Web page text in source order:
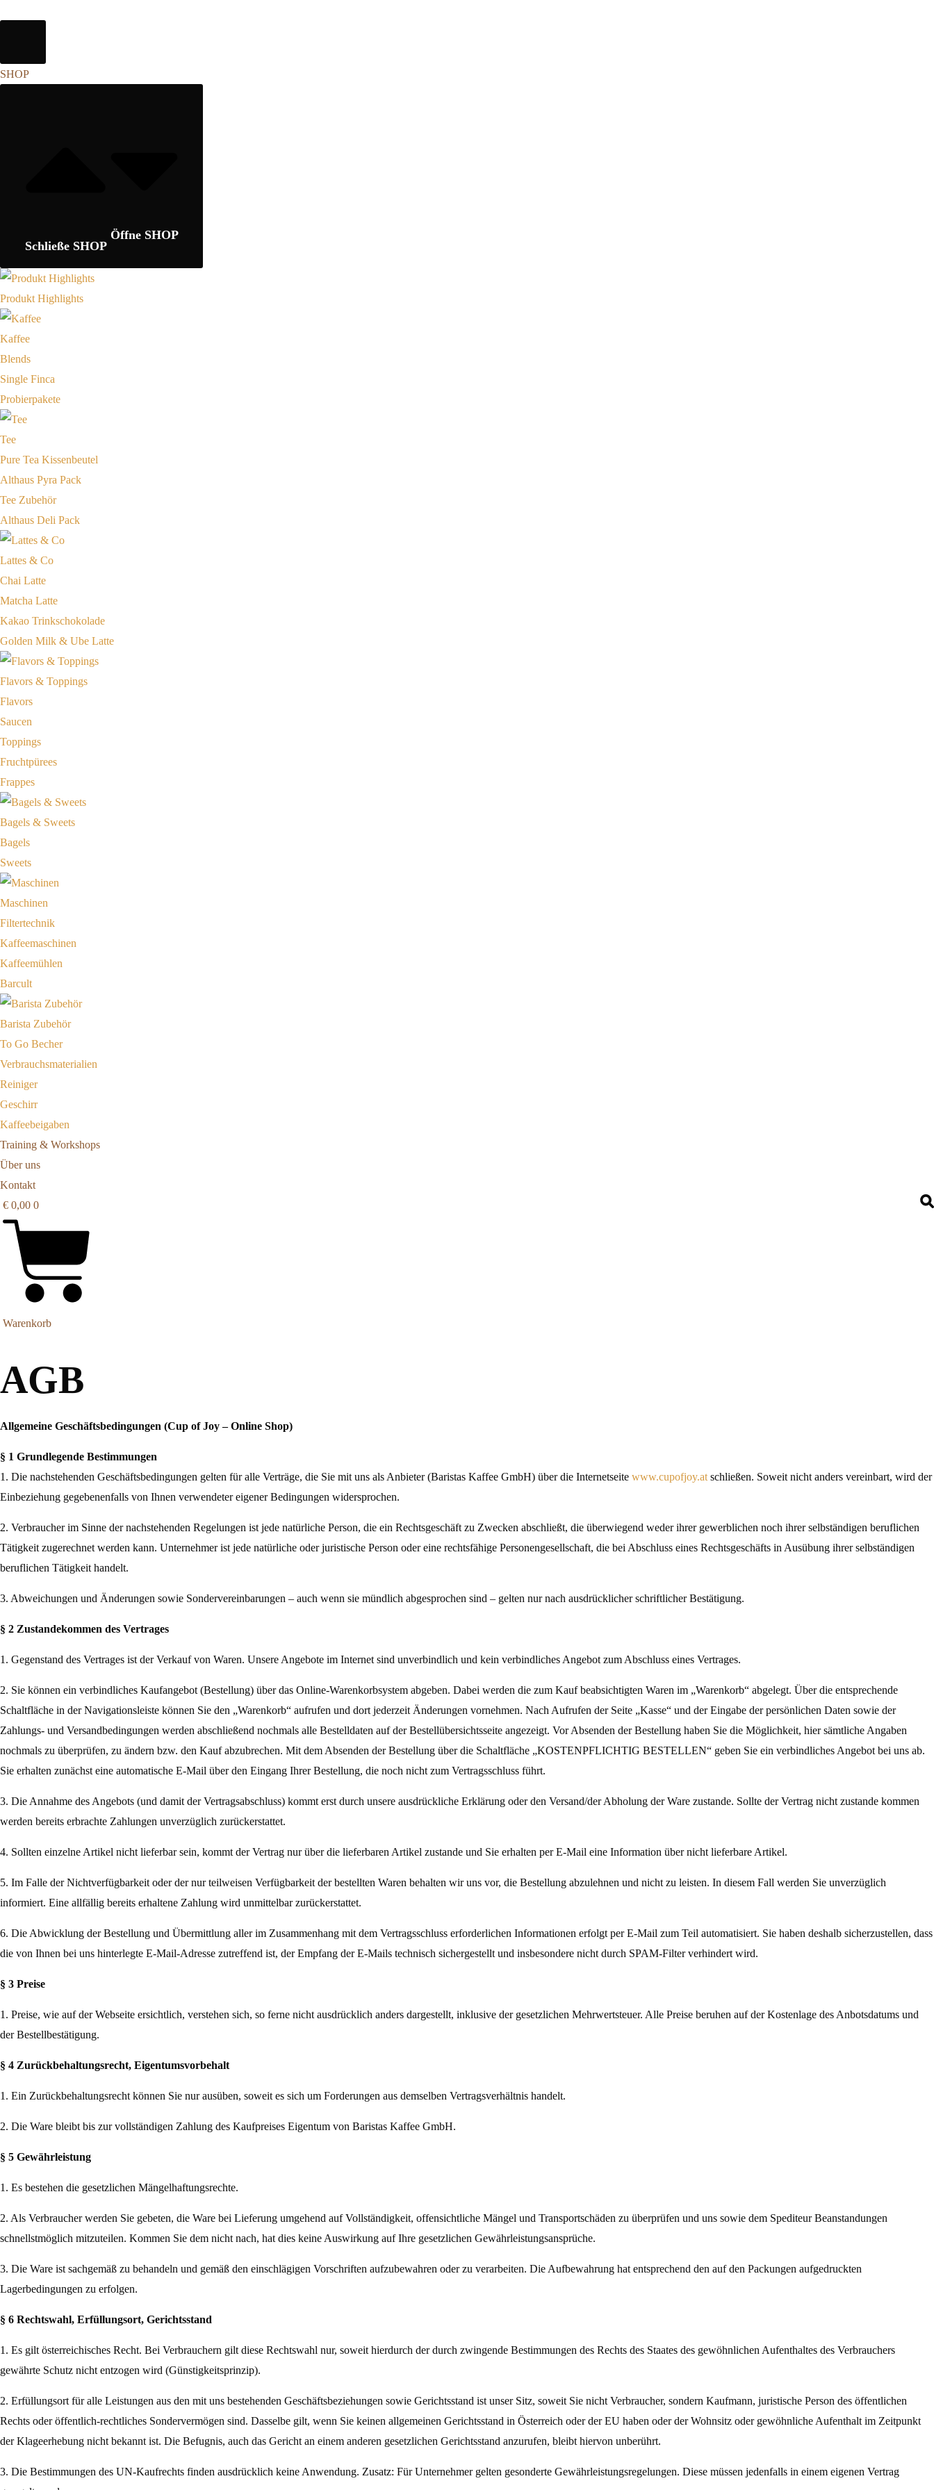
SHOP
Schließe SHOP
Öffne SHOP
Produkt Highlights
Kaffee
Blends
Single Finca
Probierpakete
Tee
Pure Tea Kissenbeutel
Althaus Pyra Pack
Tee Zubehör
Althaus Deli Pack
Lattes & Co
Chai Latte
Matcha Latte
Kakao Trinkschokolade
Golden Milk & Ube Latte
Flavors & Toppings
Flavors
Saucen
Toppings
Fruchtpürees
Frappes
Bagels & Sweets
Bagels
Sweets
Maschinen
Filtertechnik
Kaffeemaschinen
Kaffeemühlen
Barcult
Barista Zubehör
To Go Becher
Verbrauchsmaterialien
Reiniger
Geschirr
Kaffeebeigaben
Training & Workshops
Über uns
Kontakt
€ 0,00 0
Warenkorb
AGB
Allgemeine Geschäftsbedingungen (Cup of Joy – Online Shop)
§ 1 Grundlegende Bestimmungen
1. Die nachstehenden Geschäftsbedingungen gelten für alle Verträge, die Sie mit uns als Anbieter (Baristas Kaffee GmbH) über die Internetseite www.cupofjoy.at schließen. Soweit nicht anders vereinbart, wird der
Einbeziehung gegebenenfalls von Ihnen verwendeter eigener Bedingungen widersprochen.
2. Verbraucher im Sinne der nachstehenden Regelungen ist jede natürliche Person, die ein Rechtsgeschäft zu Zwecken abschließt, die überwiegend weder ihrer gewerblichen noch ihrer selbständigen beruflichen
Tätigkeit zugerechnet werden kann. Unternehmer ist jede natürliche oder juristische Person oder eine rechtsfähige Personengesellschaft, die bei Abschluss eines Rechtsgeschäfts in Ausübung ihrer selbständigen
beruflichen Tätigkeit handelt.
3. Abweichungen und Änderungen sowie Sondervereinbarungen – auch wenn sie mündlich abgesprochen sind – gelten nurnach ausdrücklicher schriftlicher Bestätigung.
§ 2 Zustandekommen des Vertrages
1. Gegenstand des Vertrages ist der Verkauf von Waren. Unsere Angebote im Internet sind unverbindlich und kein verbindliches Angebot zum Abschluss eines Vertrages.
2. Sie können ein verbindliches Kaufangebot (Bestellung) über das Online-Warenkorbsystem abgeben. Dabei werden die zum Kauf beabsichtigten Waren im „Warenkorb“ abgelegt. Über die entsprechende
Schaltfläche in der Navigationsleiste können Sie den „Warenkorb“ aufrufen und dort jederzeit Änderungen vornehmen. Nach Aufrufen der Seite „Kasse“ und der Eingabe der persönlichen Daten sowie der
Zahlungs- und Versandbedingungen werden abschließend nochmals alle Bestelldaten auf der Bestellübersichtsseite angezeigt. Vor Absenden der Bestellung haben Sie die Möglichkeit, hier sämtliche Angaben
nochmals zu überprüfen, zu ändern bzw. den Kauf abzubrechen. Mit dem Absenden der Bestellung über die Schaltfläche „KOSTENPFLICHTIG BESTELLEN“ geben Sie ein verbindliches Angebot bei uns ab.
Sie erhalten zunächst eine automatische E-Mail über den Eingang Ihrer Bestellung, die noch nicht zum Vertragsschluss führt.
3. Die Annahme des Angebots (und damit der Vertragsabschluss) kommt erst durch unsere ausdrückliche Erklärung oderden Versand/der Abholung der Ware zustande. Sollte der Vertrag nicht zustande kommen
werden bereits erbrachte Zahlungen unverzüglich zurückerstattet.
4. Sollten einzelne Artikel nicht lieferbar sein, kommt der Vertrag nur über die lieferbaren Artikel zustande und Sie erhalten per E-Mail eine Information über nicht lieferbare Artikel.
5. Im Falle der Nichtverfügbarkeit oder der nur teilweisen Verfügbarkeit der bestellten Waren behalten wir uns vor, die Bestellung abzulehnen und nicht zu leisten. In diesem Fall werden Sie unverzüglich
informiert. Eine allfällig bereits erhaltene Zahlung wird unmittelbar zurückerstattet.
6. Die Abwicklung der Bestellung und Übermittlung aller im Zusammenhang mit dem Vertragsschluss erforderlichen Informationen erfolgt per E-Mail zum Teil automatisiert. Sie haben deshalb sicherzustellen, dass
die von Ihnen bei uns hinterlegte E-Mail-Adresse zutreffend ist, der Empfang der E-Mails technisch sichergestellt und insbesondere nicht durch SPAM-Filter verhindert wird.
§ 3 Preise
1. Preise, wie auf der Webseite ersichtlich, verstehen sich, so ferne nicht ausdrücklich anders dargestellt, inklusive der gesetzlichen Mehrwertsteuer. Alle Preise beruhen auf der Kostenlage des Anbotsdatums und
der Bestellbestätigung.
§ 4 Zurückbehaltungsrecht, Eigentumsvorbehalt
1. Ein Zurückbehaltungsrecht können Sie nur ausüben, soweit es sich um Forderungen aus demselben Vertragsverhältnis handelt.
2. Die Ware bleibt bis zur vollständigen Zahlung des Kaufpreises Eigentum von Baristas Kaffee GmbH.
§ 5 Gewährleistung
1. Es bestehen die gesetzlichen Mängelhaftungsrechte.
2. Als Verbraucher werden Sie gebeten, die Ware bei Lieferung umgehend auf Vollständigkeit, offensichtliche Mängel und Transportschäden zu überprüfen und uns sowie dem Spediteur Beanstandungen
schnellstmöglich mitzuteilen. Kommen Sie dem nicht nach, hat dies keine Auswirkung auf Ihre gesetzlichen Gewährleistungsansprüche.
3. Die Ware ist sachgemäß zu behandeln und gemäß den einschlägigen Vorschriften aufzubewahren oder zu verarbeiten. Die Aufbewahrung hat entsprechend den auf den Packungen aufgedruckten
Lagerbedingungen zu erfolgen.
§ 6 Rechtswahl, Erfüllungsort, Gerichtsstand
1. Es gilt österreichisches Recht. Bei Verbrauchern gilt diese Rechtswahl nur, soweit hierdurch der durch zwingende Bestimmungen des Rechts des Staates des gewöhnlichen Aufenthaltes des Verbrauchers
gewährte Schutz nicht entzogen wird (Günstigkeitsprinzip).
2. Erfüllungsort für alle Leistungen aus den mit uns bestehenden Geschäftsbeziehungen sowie Gerichtsstand ist unser Sitz, soweit Sie nicht Verbraucher, sondern Kaufmann, juristische Person des öffentlichen
Rechts oder öffentlich-rechtliches Sondervermögen sind. Dasselbe gilt, wenn Sie keinen allgemeinen Gerichtsstand in Österreich oder der EU haben oder der Wohnsitz oder gewöhnliche Aufenthalt im Zeitpunkt
der Klageerhebung nicht bekannt ist. Die Befugnis, auch das Gericht an einem anderen gesetzlichen Gerichtsstand anzurufen, bleibt hiervon unberührt.
3. Die Bestimmungen des UN-Kaufrechts finden ausdrücklich keine Anwendung. Zusatz: Für Unternehmer gelten gesonderte Gewährleistungsregelungen. Diese müssen jedenfalls in einem eigenen Vertrag